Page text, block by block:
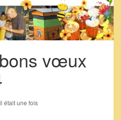
vœux
il était une fois